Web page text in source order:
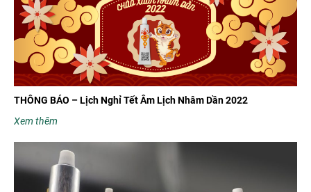
THÔNG BÁO – Lịch Nghỉ Tết Âm Lịch Nhâm Dần 2022
Xem thêm